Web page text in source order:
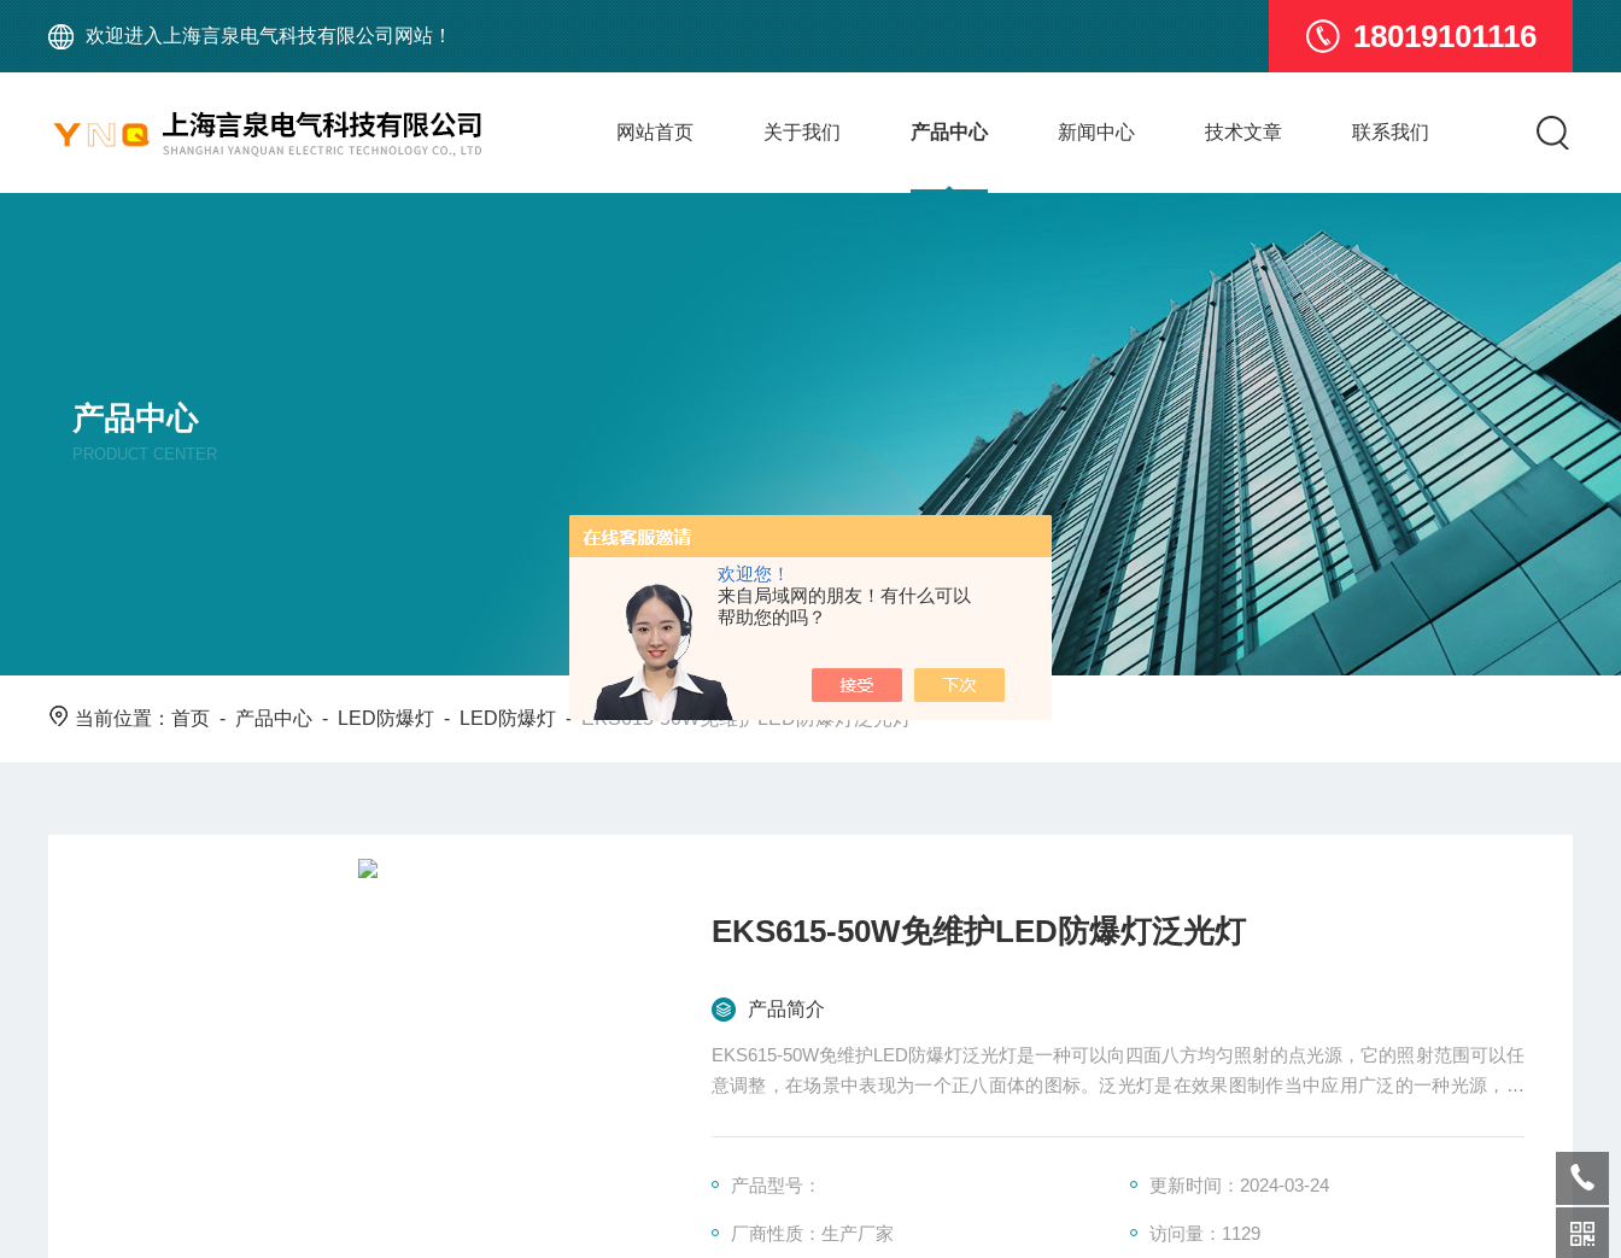
欢迎您！
来自局域网的朋友！有什么可以
帮助您的吗？
欢迎进入上海言泉电气科技有限公司网站！ 18019101116
网站首页 关于我们 产品中心 新闻中心 技术文章 联系我们
产品中心
PRODUCT CENTER
当前位置：首页 - 产品中心 - LED防爆灯 - LED防爆灯 - EKS615-50W免维护LED防爆灯泛光灯
EKS615-50W免维护LED防爆灯泛光灯
产品简介
EKS615-50W免维护LED防爆灯泛光灯是一种可以向四面八方均匀照射的点光源，它的照射范围可以任
意调整，在场景中表现为一个正八面体的图标。泛光灯是在效果图制作当中应用广泛的一种光源，标
产品型号： 更新时间：2024-03-24
厂商性质：生产厂家 访问量：1129